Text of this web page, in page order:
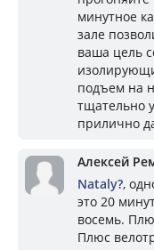
минутное
зале
ваша цель
подъем на
тщательно
прилично
Алексей
Nataly?,
это 20
восемь.
Плюс